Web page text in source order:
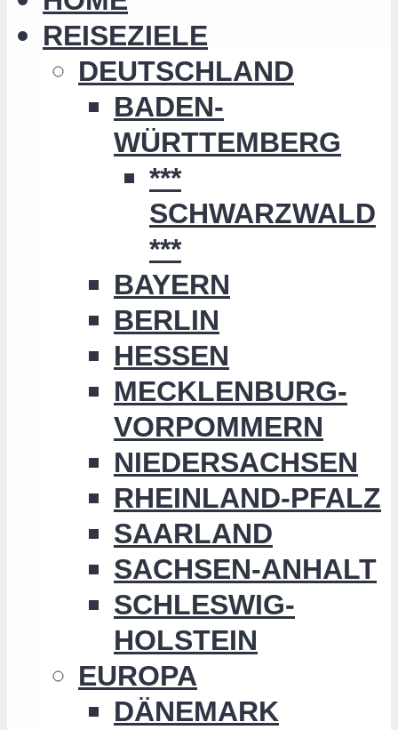
REISEZIELE
DEUTSCHLAND
BADEN-
WÜRTTEMBERG
***
SCHWARZWALD
***
BAYERN
BERLIN
HESSEN
MECKLENBURG-
VORPOMMERN
NIEDERSACHSEN
RHEINLAND-PFALZ
SAARLAND
SACHSEN-ANHALT
SCHLESWIG-
HOLSTEIN
EUROPA
DÄNEMARK